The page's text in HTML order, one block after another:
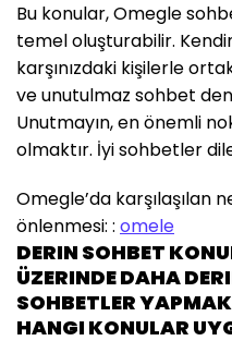
Bu konular, Omegle
temel oluşturabilir.
karşınızdaki kişilerle
ve unutulmaz sohbet
Unutmayın, en önemli
olmaktır. İyi sohbetler
Omegle’da karşılaşılan
önlenmesi: : omele
DERIN SOHBET
ÜZERINDE DAHA
SOHBETLER
HANGI KONULAR